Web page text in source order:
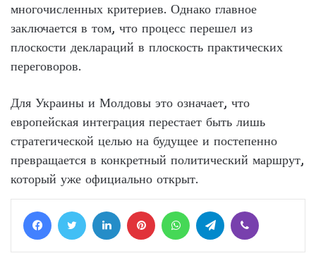
многочисленных критериев. Однако главное
заключается в том, что процесс перешел из
плоскости деклараций в плоскость практических
переговоров.
Для Украины и Молдовы это означает, что
европейская интеграция перестает быть лишь
стратегической целью на будущее и постепенно
превращается в конкретный политический маршрут,
который уже официально открыт.
FacebookTwitter LinkedIn Pinterest WhatsAppTelegram